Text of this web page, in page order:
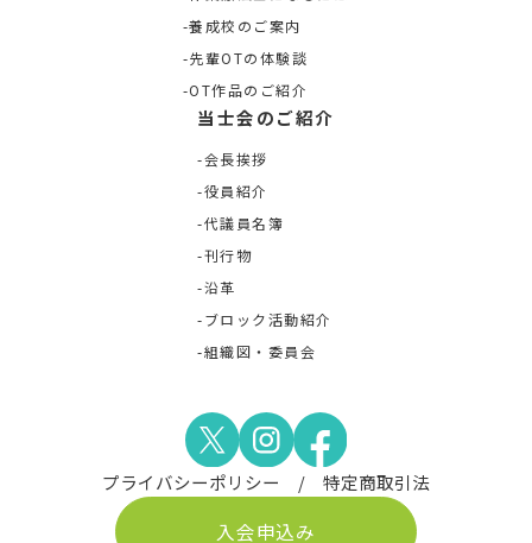
養成校のご案内
先輩OTの体験談
OT作品のご紹介
当士会のご紹介
会長挨拶
役員紹介
代議員名簿
刊行物
沿革
ブロック活動紹介
組織図・委員会
プライバシーポリシー 特定商取引法
入会申込み